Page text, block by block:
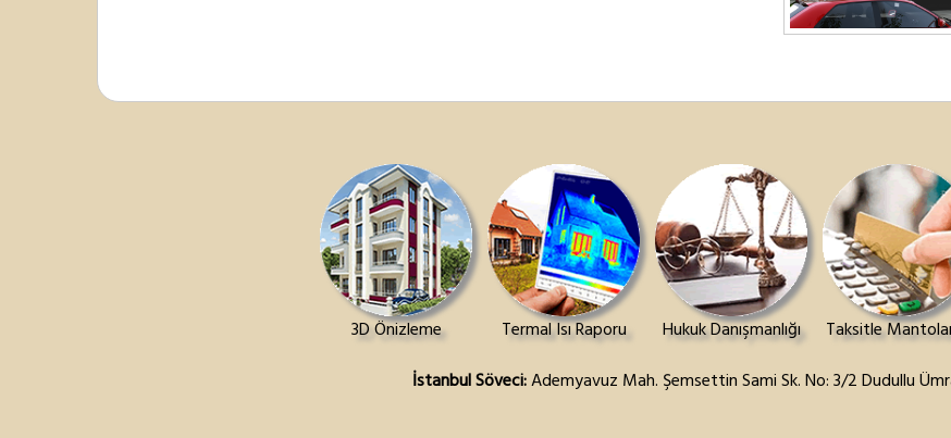
3D Önizleme Termal Isı Raporu Hukuk Danışmanlığı Taksitle
İstanbul Söveci:Ademyavuz Mah. Şemsettin Sami Sk. No: 3/2 Dudullu